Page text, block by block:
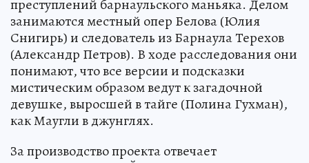
преступлений барнаульского маньяка. Делом
занимаются местный опер Белова (Юлия
Снигирь) и следователь из Барнаула Терехов
(Александр Петров). В ходе расследования они
понимают, что все версии и подсказки
мистическим образом ведут к загадочной
девушке, выросшей в тайге (Полина Гухман),
как Маугли в джунглях.
За производство проекта отвечает